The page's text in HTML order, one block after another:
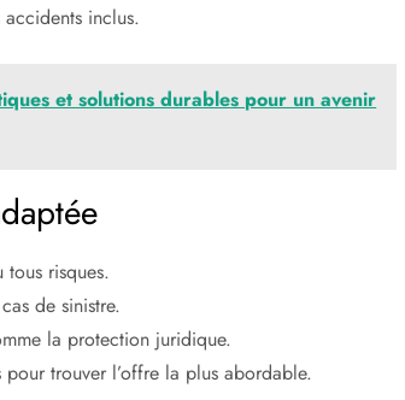
inclus.
et solutions durables pour un avenir
risques.
de sinistre.
la protection juridique.
trouver l’offre la plus abordable.